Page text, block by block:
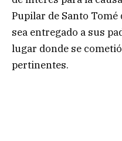
Pupilar de Santo
sea entregado a sus
lugar donde se
pertinentes.